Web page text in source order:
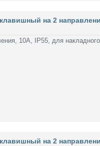
на 2
10А, IP55, для
на 2